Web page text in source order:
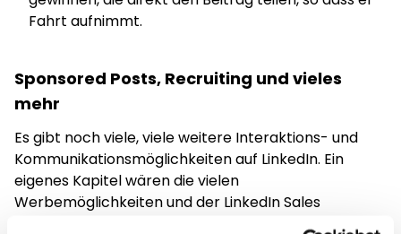
Fahrt aufnimmt.
Sponsored Posts, Recruiting und vieles
mehr
Es gibt noch viele, viele weitere Interaktions- und
Kommunikationsmöglichkeiten auf LinkedIn. Ein
eigenes Kapitel wären die vielen
Werbemöglichkeiten und der LinkedIn Sales
Navigator zur gezielten Ansprache potentieller